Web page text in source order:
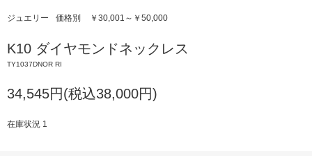
ジュエリー 価格別 ￥30,001～￥50,000
K10 ダイヤモンドネックレス
TY1037DNOR RI
34,545円(税込38,000円)
在庫状況 1